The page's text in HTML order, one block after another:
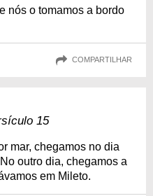
nós o tomamos a bordo
COMPARTILHAR
15
mar, chegamos no dia
outro dia, chegamos a
em Mileto.